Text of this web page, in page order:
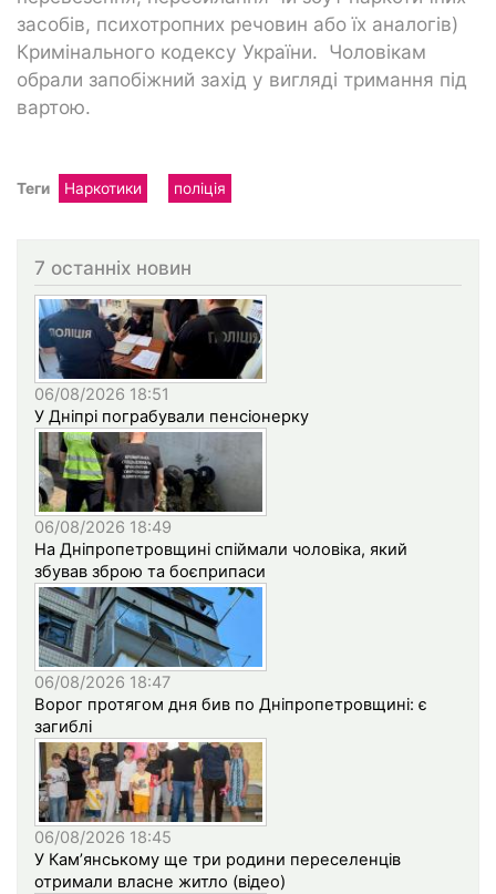
засобів, психотропних речовин або їх аналогів)
Кримінального кодексу України. Чоловікам
обрали запобіжний захід у вигляді тримання під
вартою.
Теги Наркотики поліція
7 останніх новин
06/08/2026 18:51
У Дніпрі пограбували пенсіонерку
06/08/2026 18:49
На Дніпропетровщині спіймали чоловіка, який
збував зброю та боєприпаси
06/08/2026 18:47
Ворог протягом дня бив по Дніпропетровщині: є
загиблі
06/08/2026 18:45
У Кам’янському ще три родини переселенців
отримали власне житло (відео)